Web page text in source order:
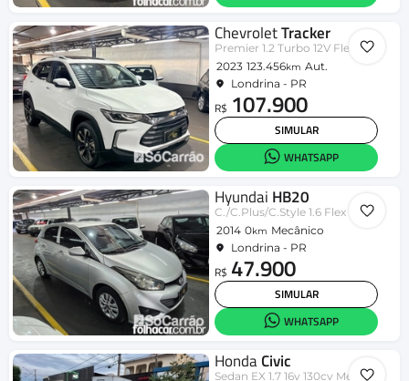
ChevroletTracker
Premier 1.2 Turbo 12V Flex Aut.
2023 123.456km Aut.
Londrina - PR
R$ 107.900
SIMULAR
WHATSAPP
Hyundai HB20
C./C.Plus/C.Style 1.6 Flex 16V Mec.
2014 0km Mecânico
Londrina - PR
R$ 47.900
SIMULAR
WHATSAPP
HondaCivic
Sedan EX 1.7 16v 130cv Mec. 4p